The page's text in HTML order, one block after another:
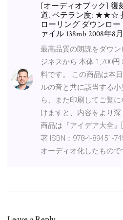
[オーディオブック] 復
道. ベテラン度: ★★☆
ローリング ダウンロー
ァイル 138mb 2008年8
最高品質の朗読をダウ
ジネスから 本体 1,700
料です。 この商品は本
ルの音と共に該当する
ら、また印刷してご覧
けますと、内容をより
商品は『アイデア大全
著 ISBN：978-4-89451-
オーディオ化したもので